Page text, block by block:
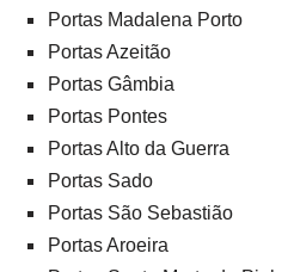
Portas Madalena Porto
Portas Azeitão
Portas Gâmbia
Portas Pontes
Portas Alto da Guerra
Portas Sado
Portas São Sebastião
Portas Aroeira